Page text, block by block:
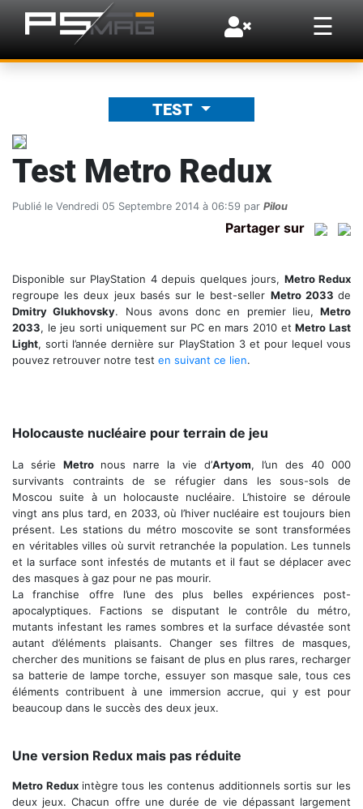
☰
×
TEST
Test Metro Redux
Publié le Vendredi 05 Septembre 2014 à 06:59 par Pilou
Partager sur
Disponible sur PlayStation 4 depuis quelques jours, Metro Redux
regroupe les deux jeux basés sur le best-seller Metro 2033de
Dmitry Glukhovsky. Nous avons donc en premier lieu, Metro
2033, le jeu sorti uniquement sur PC en mars 2010 etMetro Last
Light, sorti l’année dernière sur PlayStation 3 et pour lequel vous
pouvez retrouver notre test en suivant ce lien.
Holocauste nucléaire pour terrain de jeu
La série Metro nous narre la vie d’Artyom, l’un des 40 000
survivants contraints de se réfugier dans les sous-sols de
Moscou suite à un holocauste nucléaire. L’histoire se déroule
vingt ans plus tard, en 2033, où l’hiver nucléaire est toujours bien
présent. Les stations du métro moscovite se sont transformées
en véritables villes où survit retranchée la population. Les tunnels
et la surface sont infestés de mutants et il faut se déplacer avec
des masques à gaz pour ne pas mourir.
La franchise offre l’une des plus belles expériences post-
apocalyptiques. Factions se disputant le contrôle du métro,
mutants infestant les rames sombres et la surface dévastée sont
autant d’éléments plaisants. Changer ses filtres de masques,
chercher des munitions se faisant de plus en plus rares, recharger
sa batterie de lampe torche, essuyer son masque sale, tous ces
éléments contribuent à une immersion accrue, qui y est pour
beaucoup dans le succès des deux jeux.
Une version Redux mais pas réduite
Metro Redux intègre tous les contenus additionnels sortis sur les
deux jeux. Chacun offre une durée de vie dépassant largement